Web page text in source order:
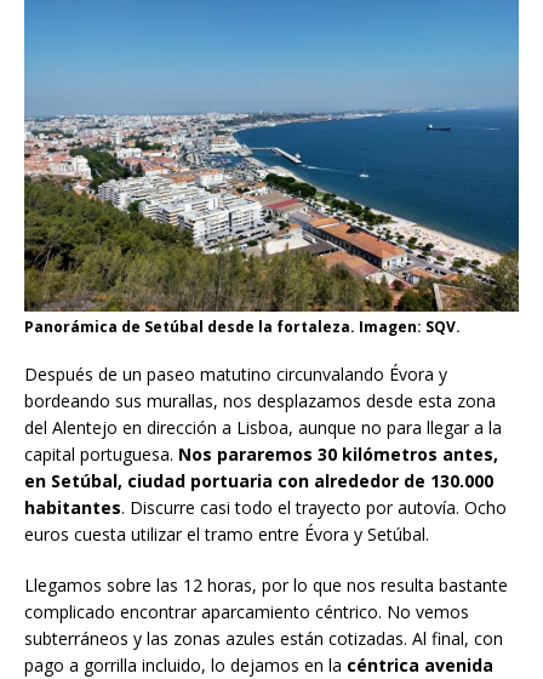
Panorámica de Setúbal desde la fortaleza. Imagen: SQV.
Después de un paseo matutino circunvalando Évora y
bordeando sus murallas, nos desplazamos desde esta zona
del Alentejo en dirección a Lisboa, aunque no para llegar a la
capital portuguesa. Nos pararemos 30 kilómetros antes,
en Setúbal, ciudad portuaria con alrededor de 130.000
habitantes. Discurre casi todo el trayecto por autovía. Ocho
euros cuesta utilizar el tramo entre Évora y Setúbal.
Llegamos sobre las 12 horas, por lo que nos resulta bastante
complicado encontrar aparcamiento céntrico. No vemos
subterráneos y las zonas azules están cotizadas. Al final, con
pago a gorrilla incluido, lo dejamos en la céntrica avenida